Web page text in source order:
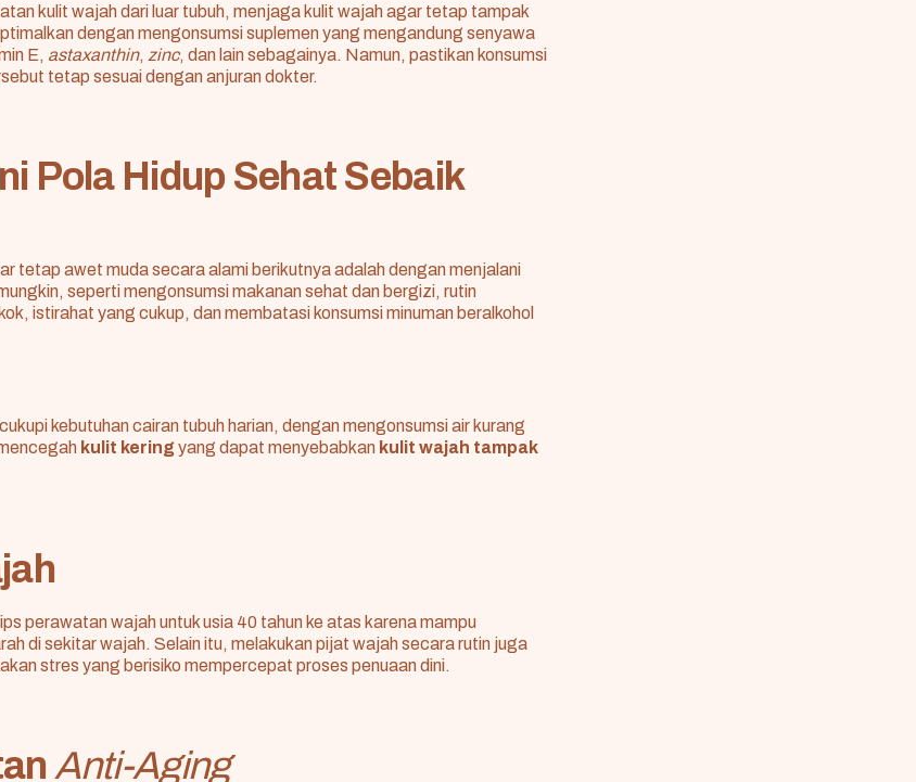
kulit wajah dari luar tubuh, menjaga kulit wajah agar tetap tampak
dengan mengonsumsi suplemen yang mengandung senyawa
E, astaxanthin, zinc, dan lain sebagainya. Namun, pastikan konsumsi
tetap sesuai dengan anjuran dokter.
Pola Hidup Sehat Sebaik
tetap awet muda secara alami berikutnya adalah dengan menjalani
seperti mengonsumsi makanan sehat dan bergizi, rutin
istirahat yang cukup, dan membatasi konsumsi minuman beralkohol
kebutuhan cairan tubuh harian, dengan mengonsumsi air kurang
kulit kering yang dapat menyebabkan kulit wajah tampak
perawatan wajah untuk usia 40 tahun ke atas karena mampu
di sekitar wajah. Selain itu, melakukan pijat wajah secara rutin juga
stres yang berisiko mempercepat proses penuaan dini.
Anti-Aging